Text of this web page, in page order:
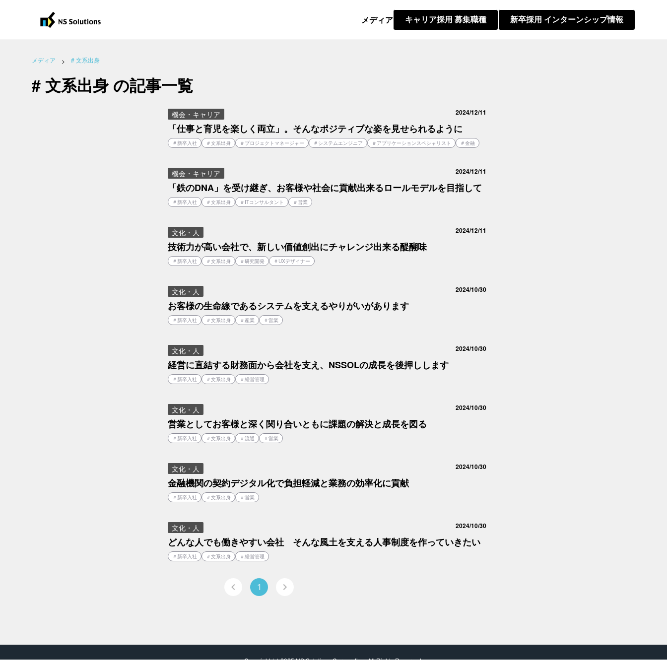
メディア キャリア採用 募集職種 新卒採用 インターンシップ情報
#文系出身 の記事一覧
メディア # 文系出身
# 文系出身 の記事一覧
機会・キャリア 2024/12/11
「仕事と育児を楽しく両立」。そんなポジティブな姿を見せられるように
＃新卒入社 ＃文系出身 ＃ プロジェクトマネージャー ＃ システムエンジニア ＃ アプリケーションスペシャリスト ＃金融
機会・キャリア 2024/12/11
「鉄のDNA」を受け継ぎ、お客様や社会に貢献出来るロールモデルを目指して
＃新卒入社 ＃文系出身 ＃ ITコンサルタント ＃営業
文化・人 2024/12/11
技術力が高い会社で、新しい価値創出にチャレンジ出来る醍醐味
＃新卒入社 ＃文系出身 ＃研究開発 ＃ UXデザイナー
文化・人 2024/10/30
お客様の生命線であるシステムを支えるやりがいがあります
＃新卒入社 ＃文系出身 ＃ 産業 ＃営業
文化・人 2024/10/30
経営に直結する財務面から会社を支え、NSSOLの成長を後押しします
＃新卒入社 ＃文系出身 ＃経営管理
文化・人 2024/10/30
営業としてお客様と深く関り合いともに課題の解決と成長を図る
＃新卒入社 ＃文系出身 ＃流通 ＃営業
文化・人 2024/10/30
金融機関の契約デジタル化で負担軽減と業務の効率化に貢献
＃新卒入社 ＃文系出身 ＃営業
文化・人 2024/10/30
どんな人でも働きやすい会社　そんな風土を支える人事制度を作っていきたい
＃新卒入社 ＃文系出身 ＃経営管理
1
Copyright (c) 2025 NS Solutions Corporation. All Rights Reserved.